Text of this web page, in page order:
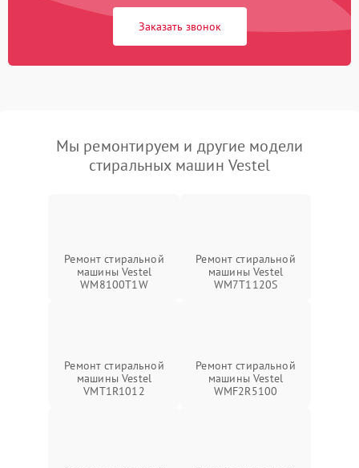
Заказать звонок
Мы ремонтируем и другие модели
стиральных машин Vestel
Ремонт стиральной
машины Vestel
WM8100T1W
Ремонт стиральной
машины Vestel
WM7T1120S
Ремонт стиральной
машины Vestel
VMT1R1012
Ремонт стиральной
машины Vestel
WMF2R5100